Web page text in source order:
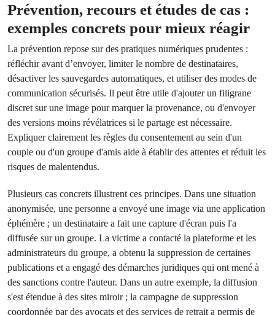
Prévention, recours et études de cas :
exemples concrets pour mieux réagir
La prévention repose sur des pratiques numériques prudentes :
réfléchir avant d’envoyer, limiter le nombre de destinataires,
désactiver les sauvegardes automatiques, et utiliser des modes de
communication sécurisés. Il peut être utile d'ajouter un filigrane
discret sur une image pour marquer la provenance, ou d'envoyer
des versions moins révélatrices si le partage est nécessaire.
Expliquer clairement les règles du consentement au sein d'un
couple ou d'un groupe d'amis aide à établir des attentes et réduit les
risques de malentendus.
Plusieurs cas concrets illustrent ces principes. Dans une situation
anonymisée, une personne a envoyé une image via une application
éphémère ; un destinataire a fait une capture d'écran puis l'a
diffusée sur un groupe. La victime a contacté la plateforme et les
administrateurs du groupe, a obtenu la suppression de certaines
publications et a engagé des démarches juridiques qui ont mené à
des sanctions contre l'auteur. Dans un autre exemple, la diffusion
s'est étendue à des sites miroir ; la campagne de suppression
coordonnée par des avocats et des services de retrait a permis de